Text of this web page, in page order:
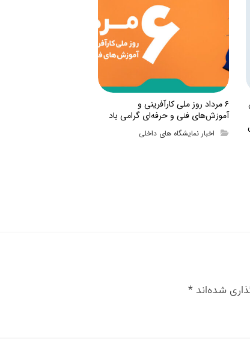
۶ مرداد روز ملی کارآفرینی و
آموزش‌های فنی و حرفه‌ای گرامی باد
اخبار نمایشگاه های داخلی
شده‌اند *